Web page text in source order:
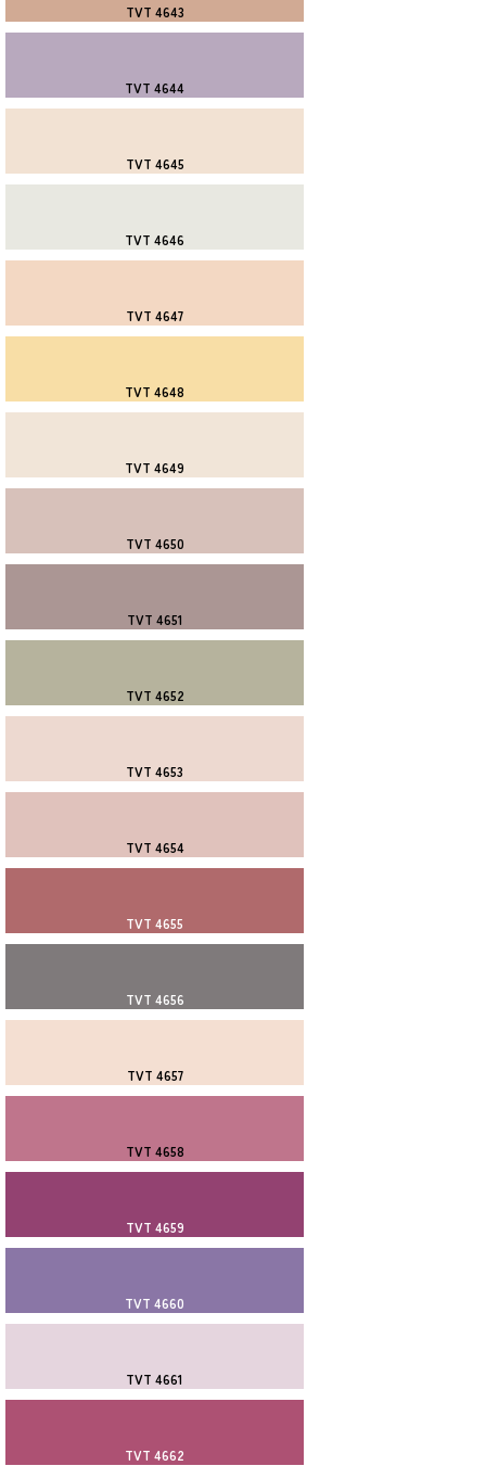
TVT 4643
TVT 4644
TVT 4645
TVT 4646
TVT 4647
TVT 4648
TVT 4649
TVT 4650
TVT 4651
TVT 4652
TVT 4653
TVT 4654
TVT 4655
TVT 4656
TVT 4657
TVT 4658
TVT 4659
TVT 4660
TVT 4661
TVT 4662